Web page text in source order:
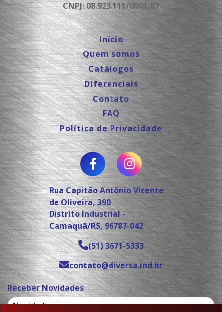
CNPJ: 08.923.111/0001-81
Início
Quem somos
Catálogos
Diferenciais
Contato
FAQ
Política de Privacidade
Rua Capitão Antônio Vicente
de Oliveira, 390
Distrito Industrial -
Camaquã/RS, 96787-042
(51) 3671-5333
contato@diversa.ind.br
Receber Novidades